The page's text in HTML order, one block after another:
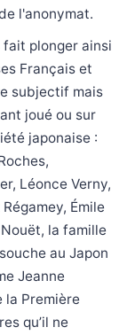
l'anonymat.
fait plonger ainsi
Français et
subjectif mais
joué ou sur
japonaise :
Léonce Verny,
Émile
la famille
au Japon
Jeanne
la Première
qu’il ne